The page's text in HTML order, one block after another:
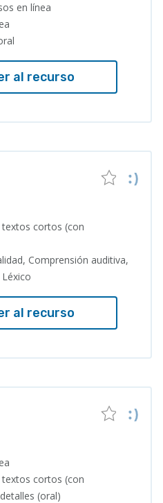
en línea
al recurso
textos cortos (con
Comprensión auditiva,
al recurso
textos cortos (con
(oral)